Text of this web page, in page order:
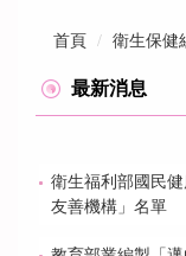
首頁 衛生保健
最新消息
衛生福利部國民
友善機構」名單